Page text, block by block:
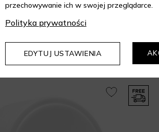
Mogą Cię
przechowywanie ich w swojej przeglądarce.
Polityka prywatności
EDYTUJ USTAWIENIA